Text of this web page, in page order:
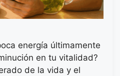
energía últimamente
en tu vitalidad?
de la vida y el